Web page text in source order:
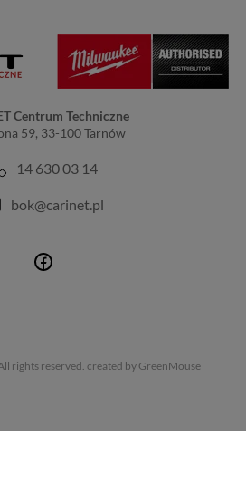
Centrum Techniczne
59, 33-100 Tarnów
14 630 03 14
bok@carinet.pl
rights reserved. created by GreenMouse